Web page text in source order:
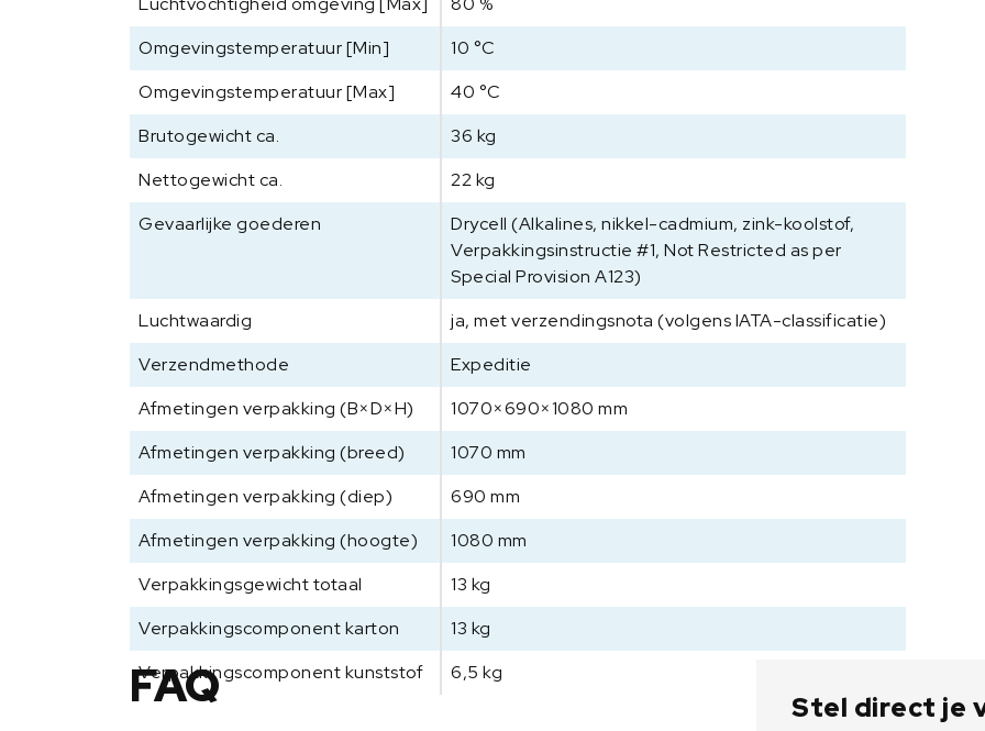
inbegrepen
Omgevingstemperatuur [Min]
10 °C
Omgevingstemperatuur [Max]
40 °C
Brutogewicht ca.
36 kg
Nettogewicht ca.
22 kg
Gevaarlijke goederen
Drycell (Alkalines, nikkel-cadmium, zink-koolstof,
Verpakkingsinstructie #1, Not Restricted as per
Special Provision A123)
Luchtwaardig
ja, met verzendingsnota (volgens IATA-classificatie)
Verzendmethode
Expeditie
Afmetingen verpakking (B×D×H)
1070×690×1080 mm
Afmetingen verpakking (breed)
1070 mm
Afmetingen verpakking (diep)
690 mm
Afmetingen verpakking (hoogte)
1080 mm
Verpakkingsgewicht totaal
13 kg
Verpakkingscomponent karton
13 kg
Verpakkingscomponent kunststof
6,5 kg
FAQ Stel direct je